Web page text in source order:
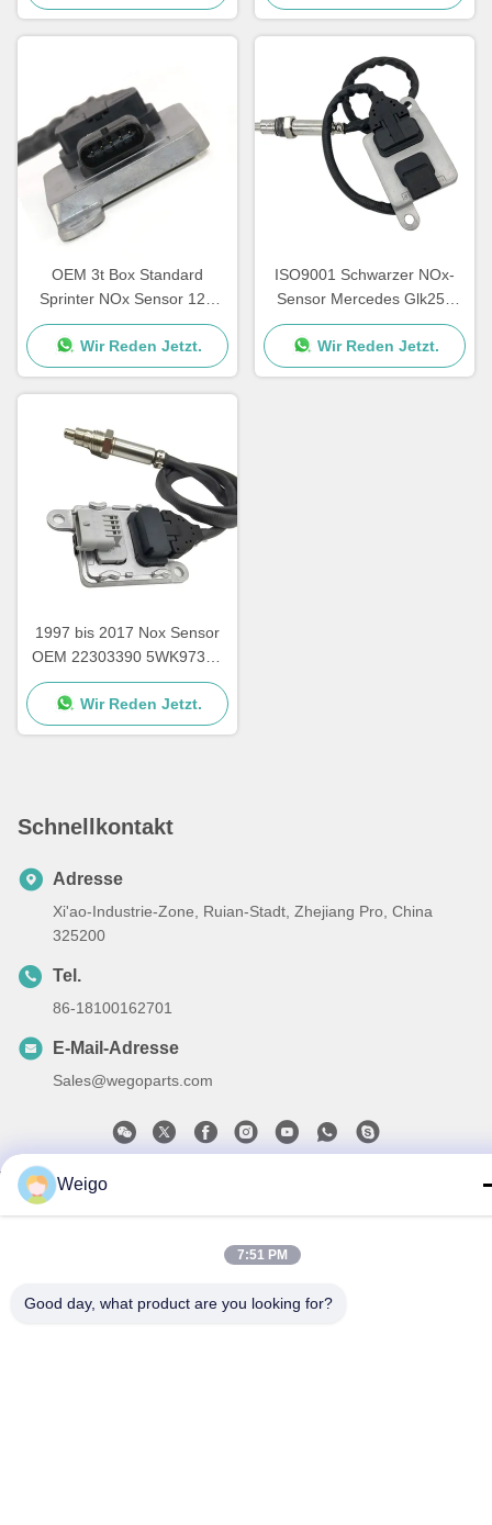
OEM 3t Box Standard
Sprinter NOx Sensor 12V
A0009050008 5WK96681D
Wir Reden Jetzt.
ISO9001 Schwarzer NOx-
Sensor Mercedes Glk250
E250 OEM 5WK96682A
A0009057000
Wir Reden Jetzt.
1997 bis 2017 Nox Sensor
OEM 22303390 5WK97367
für den SUV VOL XC40
Wir Reden Jetzt.
Schnellkontakt
Adresse
Xi'ao-Industrie-Zone, Ruian-Stadt, Zhejiang Pro, China
325200
Tel.
86-18100162701
E-Mail-Adresse
Sales@wegoparts.com
Datenschutzrichtlinie
NOx-Sensor Lieferant. Urheberrecht © 2022-2026 Ruian wego
auto parts co.,ltd - Alle. Alle Rechte vorbehalten.
Weigo
7:51 PM
Good day, what product are you looking for?